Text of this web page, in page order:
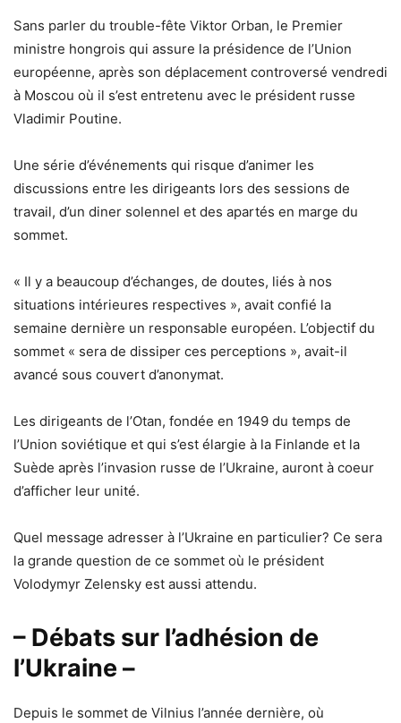
Sans parler du trouble-fête Viktor Orban, le Premier
ministre hongrois qui assure la présidence de l’Union
européenne, après son déplacement controversé vendredi
à Moscou où il s’est entretenu avec le président russe
Vladimir Poutine.
Une série d’événements qui risque d’animer les
discussions entre les dirigeants lors des sessions de
travail, d’un diner solennel et des apartés en marge du
sommet.
« Il y a beaucoup d’échanges, de doutes, liés à nos
situations intérieures respectives », avait confié la
semaine dernière un responsable européen. L’objectif du
sommet « sera de dissiper ces perceptions », avait-il
avancé sous couvert d’anonymat.
Les dirigeants de l’Otan, fondée en 1949 du temps de
l’Union soviétique et qui s’est élargie à la Finlande et la
Suède après l’invasion russe de l’Ukraine, auront à coeur
d’afficher leur unité.
Quel message adresser à l’Ukraine en particulier? Ce sera
la grande question de ce sommet où le président
Volodymyr Zelensky est aussi attendu.
– Débats sur l’adhésion de
l’Ukraine –
Depuis le sommet de Vilnius l’année dernière, où